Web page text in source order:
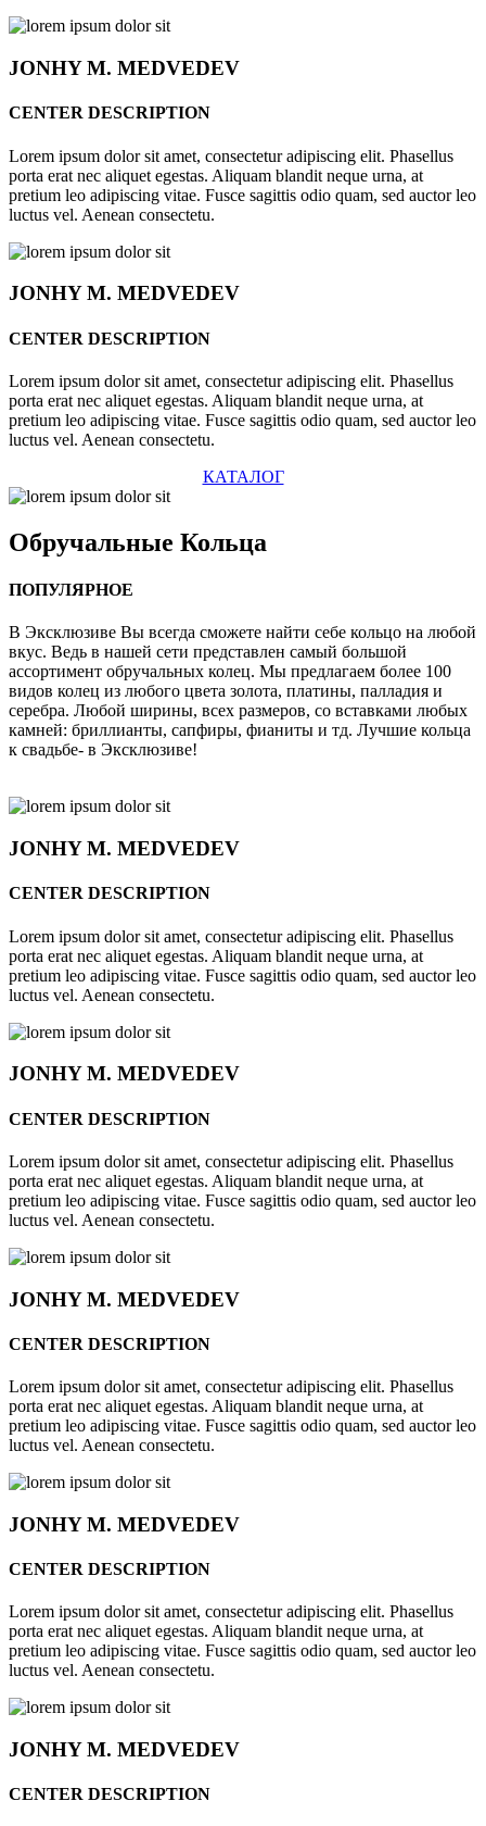
JONHYM. MEDVEDEV
CENTER DESCRIPTION
Lorem ipsum dolor sit amet, consectetur adipiscing elit. Phasellus
porta erat nec aliquet egestas. Aliquam blandit neque urna, at
pretium leo adipiscing vitae. Fusce sagittis odio quam, sed auctor leo
luctus vel. Aenean consectetu.
JONHYM. MEDVEDEV
CENTER DESCRIPTION
Lorem ipsum dolor sit amet, consectetur adipiscing elit. Phasellus
porta erat nec aliquet egestas. Aliquam blandit neque urna, at
pretium leo adipiscing vitae. Fusce sagittis odio quam, sed auctor leo
luctus vel. Aenean consectetu.
КАТАЛОГ
Обручальные Кольца
ПОПУЛЯРНОЕ
В Эксклюзиве Вы всегда сможете найти себе кольцо на любой
вкус. Ведь в нашей сети представлен самый большой
ассортимент обручальных колец. Мы предлагаем более 100
видов колец из любого цвета золота, платины, палладия и
серебра. Любой ширины, всех размеров, со вставками любых
камней: бриллианты, сапфиры, фианиты и тд. Лучшие кольца
к свадьбе- в Эксклюзиве!
JONHYM. MEDVEDEV
CENTER DESCRIPTION
Lorem ipsum dolor sit amet, consectetur adipiscing elit. Phasellus
porta erat nec aliquet egestas. Aliquam blandit neque urna, at
pretium leo adipiscing vitae. Fusce sagittis odio quam, sed auctor leo
luctus vel. Aenean consectetu.
JONHYM. MEDVEDEV
CENTER DESCRIPTION
Lorem ipsum dolor sit amet, consectetur adipiscing elit. Phasellus
porta erat nec aliquet egestas. Aliquam blandit neque urna, at
pretium leo adipiscing vitae. Fusce sagittis odio quam, sed auctor leo
luctus vel. Aenean consectetu.
JONHYM. MEDVEDEV
CENTER DESCRIPTION
Lorem ipsum dolor sit amet, consectetur adipiscing elit. Phasellus
porta erat nec aliquet egestas. Aliquam blandit neque urna, at
pretium leo adipiscing vitae. Fusce sagittis odio quam, sed auctor leo
luctus vel. Aenean consectetu.
JONHYM. MEDVEDEV
CENTER DESCRIPTION
Lorem ipsum dolor sit amet, consectetur adipiscing elit. Phasellus
porta erat nec aliquet egestas. Aliquam blandit neque urna, at
pretium leo adipiscing vitae. Fusce sagittis odio quam, sed auctor leo
luctus vel. Aenean consectetu.
JONHYM. MEDVEDEV
CENTER DESCRIPTION